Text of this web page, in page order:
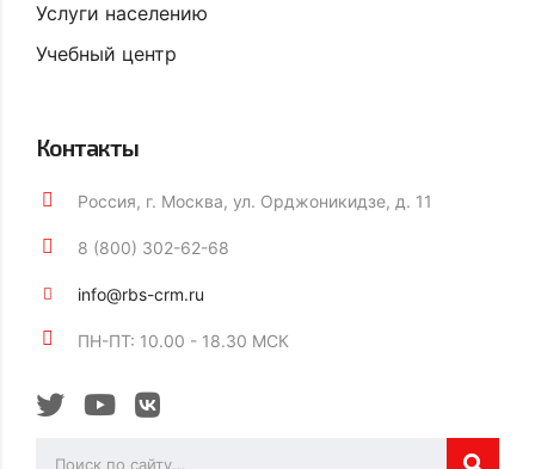
Услуги населению
Учебный центр
Контакты
Россия, г. Москва, ул. Орджоникидзе, д. 11
8 (800) 302-62-68
info@rbs-crm.ru
ПН-ПТ: 10.00 - 18.30 МСК